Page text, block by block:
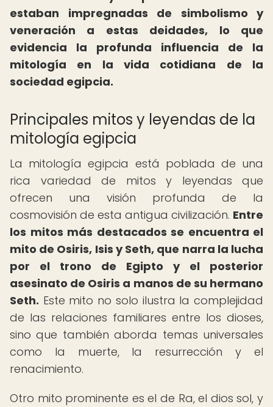
estaban impregnadas de simbolismo y
veneración a estas deidades, lo que
evidencia la profunda influencia de la
mitología en la vida cotidiana de la
sociedad egipcia.
Principales mitos y leyendas de la
mitología egipcia
La mitología egipcia está poblada de una
rica variedad de mitos y leyendas que
ofrecen una visión profunda de la
cosmovisión de esta antigua civilización. Entre
los mitos más destacados se encuentra el
mito de Osiris, Isis y Seth, que narra la lucha
por el trono de Egipto y el posterior
asesinato de Osiris a manos de su hermano
Seth. Este mito no solo ilustra la complejidad
de las relaciones familiares entre los dioses,
sino que también aborda temas universales
como la muerte, la resurrección y el
renacimiento.
Otro mito prominente es el de Ra, el dios sol, y